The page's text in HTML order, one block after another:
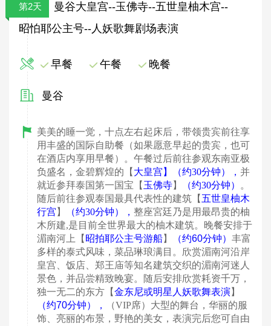
第2天
曼谷大皇宫--玉佛寺--五世皇柚木宫--
昭怕耶公主号--人妖歌舞剧场表演
早餐 午餐 晚餐
曼谷
美美的睡一觉，十点左右起床后，带领贵宾前往享
用丰盛的国际自助餐（如果愿意早起的贵宾，也可
在酒店内享用早餐）。午餐过后前往参观东南亚极
负盛名，金碧辉煌的【 大皇宫】（约30分钟） ， 并
就近参拜泰国第一国宝【 玉佛寺】 （约30分钟）
。
随后前往参观泰国最具代表性的建筑【 五世皇柚木
行宫 】 （约30分钟） ， 整座宮廷乃是用最昂贵的柚
木所建,是目前全世界最大的柚木建筑。 晚餐安排于
湄南河上【 昭拍耶公主号游船】 （约60分钟） 丰富
多样的泰式风味，菜品琳琅满目。欣赏湄南河沿岸
皇宫、饭店、郑王庙等知名建筑交织的湄南河迷人
景色，并品尝精致晚宴。随后安排欣赏耗资千万，
独一无二的东方【金东尼或明星人妖歌舞表演】
（约70分钟） ， （VIP席） 大型的舞台，华丽的服
饰、亮丽的布景，野艳的美女，表演完后您可自由